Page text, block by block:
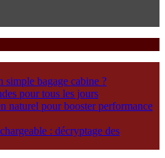
simple bagage cabine ?
pour tous les jours
naturel pour booster performance
: décryptage des